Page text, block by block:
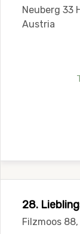
Neuberg 33
Austria
28.
Filzmoos